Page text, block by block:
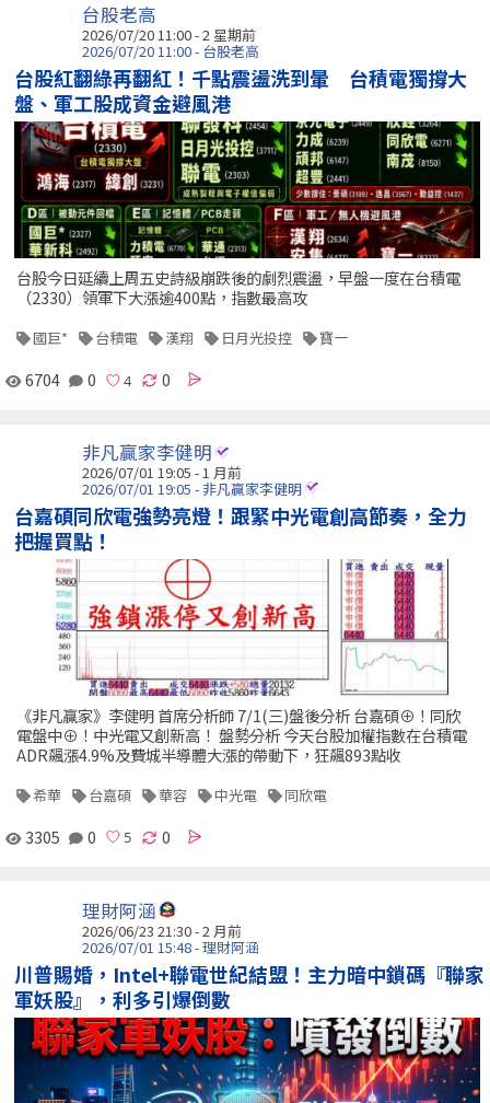
台股老高
2026/07/20 11:00 - 2 星期前
2026/07/20 11:00 - 台股老高
台股紅翻綠再翻紅！千點震盪洗到暈 台積電獨撐大
盤、軍工股成資金避風港
台股今日延續上周五史詩級崩跌後的劇烈震盪，早盤一度在台積電
（2330）領軍下大漲逾400點，指數最高攻
國巨* 台積電 漢翔 日月光投控 寶一
6704 0 0
非凡贏家李健明
2026/07/01 19:05 - 1 月前
2026/07/01 19:05 - 非凡贏家李健明
台嘉碩同欣電強勢亮燈！跟緊中光電創高節奏，全力
把握買點！
《非凡贏家》李健明 首席分析師 7/1(三)盤後分析 台嘉碩⊕！同欣
電盤中⊕！中光電又創新高！ 盤勢分析 今天台股加權指數在台積電
ADR飆漲4.9%及費城半導體大漲的帶動下，狂飆893點收
希華 台嘉碩 華容 中光電 同欣電
3305 0 0
理財阿涵
2026/06/23 21:30 - 2 月前
2026/07/01 15:48 - 理財阿涵
川普賜婚，Intel+聯電世紀結盟！主力暗中鎖碼『聯家
軍妖股』，利多引爆倒數